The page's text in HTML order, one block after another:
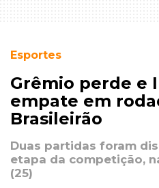
Esportes
Grêmio perde e
empate em
Brasileirão
Duas partidas foram
etapa da competição,
(25)